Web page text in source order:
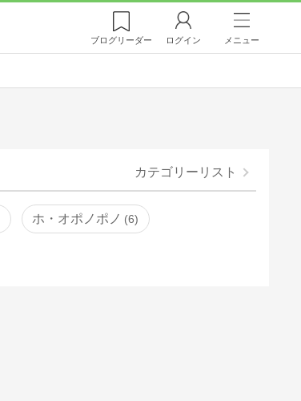
ブログリーダー ログイン メニュー
カテゴリーリスト
ホ・オポノポノ 6